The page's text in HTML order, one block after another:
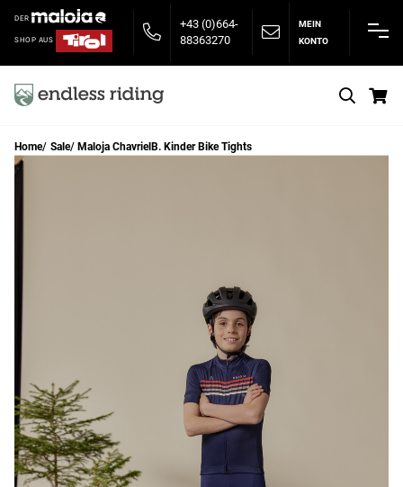
DER
SHOP AUS
+43 (0)664-
88363270
MEIN
KONTO
Home Sale Maloja ChavrielB. Kinder Bike Tights